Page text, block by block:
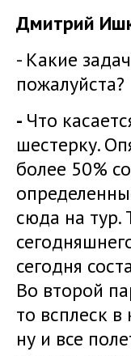
Дмитрий
- Какие
пожалуйста?
- Что
шестерку.
более 50%
сюда на тур.
сегодня
Во второй
то всплеск
ну и все